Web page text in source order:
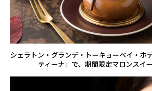
シェラトン・グランデ・トーキョーベイ・ホ
ティーナ」で、期間限定マロンスイ